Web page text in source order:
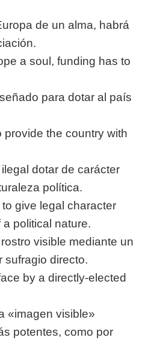
de un alma, habrá
a soul, funding has to
para dotar al país
provide the country with
dotar de carácter
política.
give legal character
political nature.
visible mediante un
sufragio directo.
by a directly-elected
«imagen visible»
potentes, como por